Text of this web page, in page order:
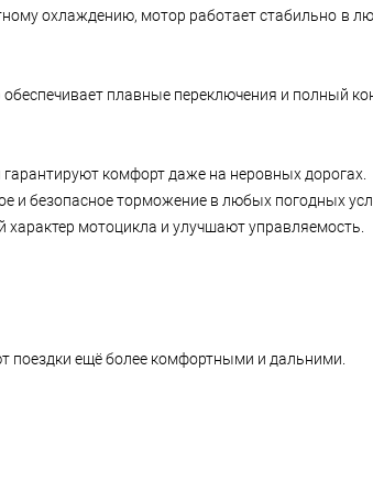
охлаждению, мотор работает стабильно в
плавные переключения и полный
комфорт даже на неровных дорогах.
и безопасное торможение в любых погодных
мотоцикла и улучшают управляемость.
поездки ещё более комфортными и дальними.